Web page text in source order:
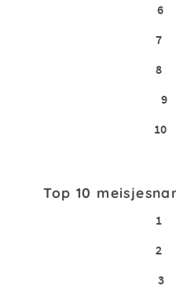
6
7
8
9
10
Top 10
1
2
3